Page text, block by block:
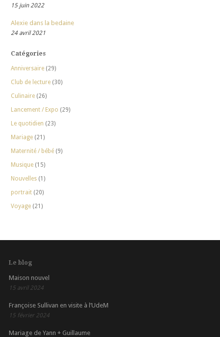
15 juin 2022
Alexie dans la bedaine
24 avril 2021
Catégories
Anniversaire(29)
Club de lecture(30)
Culinaire(26)
Lancement / Expo (29)
Le quotidien (23)
Mariage(21)
Maternité / bébé(9)
Musique(15)
Nouvelles(1)
portrait(20)
Voyage(21)
Le blog
Maison nouvel
15 avril 2024
Françoise Sullivan en visite à l’UdeM
15 février 2024
Mariage de Yann + Guillaume